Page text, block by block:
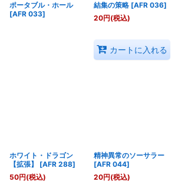
ポータブル・ホール
[AFR 033]
結集の策略 [AFR 036]
20円(税込)
カートに入れる
ホワイト・ドラゴン
【拡張】
[AFR 288]
50円(税込)
精神異常のソーサラー
[AFR 044]
20円(税込)